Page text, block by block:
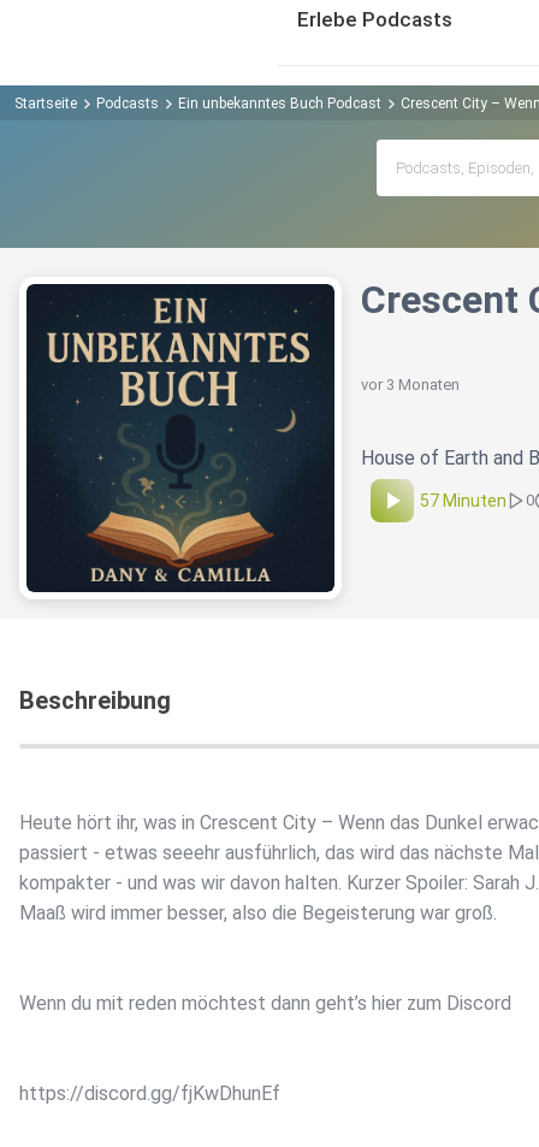
Erlebe Podcasts
Startseite Podcasts Ein unbekanntes Buch Podcast Crescent City –
Crescent
vor 3 Monaten
House of Earth and
57 Minuten 0
Beschreibung
Heute hört ihr, was in Crescent City – Wenn das Dunkel
passiert - etwas seeehr ausführlich, das wird das nächste Mal
kompakter - und was wir davon halten. Kurzer Spoiler: Sarah J.
Maaß wird immer besser, also die Begeisterung war groß.
Wenn du mit reden möchtest dann geht’s hier zum Discord
https://discord.gg/fjKwDhunEf